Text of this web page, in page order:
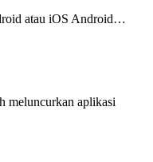
atau iOS Android…
meluncurkan aplikasi